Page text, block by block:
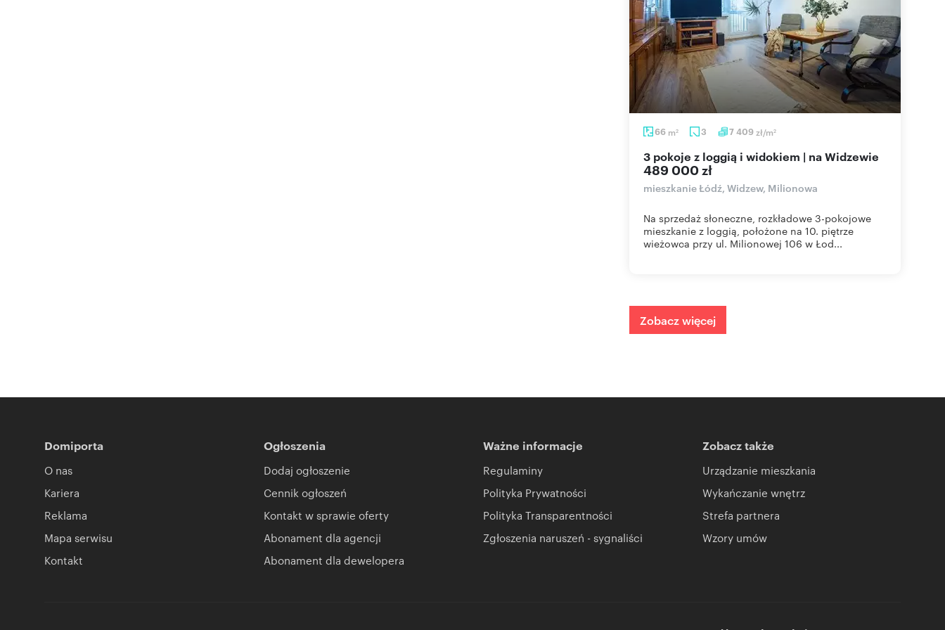
66 m2 3 7 409zł/m2
3 pokoje z loggią i widokiem | na Widzewie
489 000 zł
mieszkanie Łódź, Widzew, Milionowa
Na sprzedaż słoneczne, rozkładowe 3-pokojowe
mieszkanie z loggią, położone na 10. piętrze
wieżowca przy ul. Milionowej 106 w Łod...
Zobacz więcej
Domiporta
O nas
Kariera
Reklama
Mapa serwisu
Kontakt
Ogłoszenia
Dodaj ogłoszenie
Cennik ogłoszeń
Kontakt w sprawie oferty
Abonament dla agencji
Abonament dla dewelopera
Ważne informacje
Regulaminy
Polityka Prywatności
Polityka Transparentności
Zgłoszenia naruszeń - sygnaliści
Zobacz także
Urządzanie mieszkania
Wykańczanie wnętrz
Strefa partnera
Wzory umów